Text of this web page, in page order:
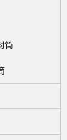
筒